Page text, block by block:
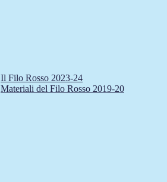
Il Filo Rosso 2023-24
Materiali del Filo Rosso 2019-20